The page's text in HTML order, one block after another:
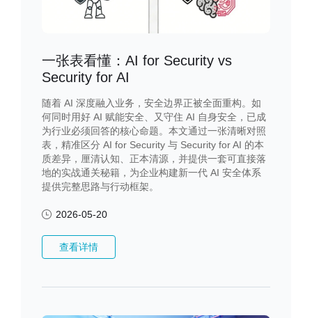
一张表看懂：AI for Security vs
Security for AI
随着 AI 深度融入业务，安全边界正被全面重构。如
何同时用好 AI 赋能安全、又守住 AI 自身安全，已成
为行业必须回答的核心命题。本文通过一张清晰对照
表，精准区分 AI for Security 与 Security for AI 的本
质差异，厘清认知、正本清源，并提供一套可直接落
地的实战通关秘籍，为企业构建新一代 AI 安全体系
提供完整思路与行动框架。
2026-05-20
查看详情